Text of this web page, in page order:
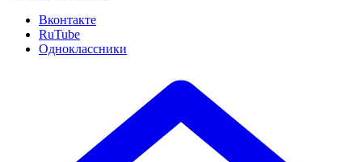
Вконтакте
RuTube
Одноклассники